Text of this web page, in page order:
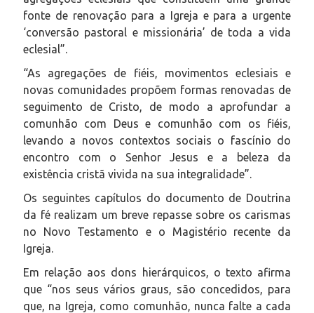
fonte de renovação para a Igreja e para a urgente
‘conversão pastoral e missionária’ de toda a vida
eclesial”.
“As agregações de fiéis, movimentos eclesiais e
novas comunidades propõem formas renovadas de
seguimento de Cristo, de modo a aprofundar a
comunhão com Deus e comunhão com os fiéis,
levando a novos contextos sociais o fascínio do
encontro com o Senhor Jesus e a beleza da
existência cristã vivida na sua integralidade”.
Os seguintes capítulos do documento de Doutrina
da fé realizam um breve repasse sobre os carismas
no Novo Testamento e o Magistério recente da
Igreja.
Em relação aos dons hierárquicos, o texto afirma
que “nos seus vários graus, são concedidos, para
que, na Igreja, como comunhão, nunca falte a cada